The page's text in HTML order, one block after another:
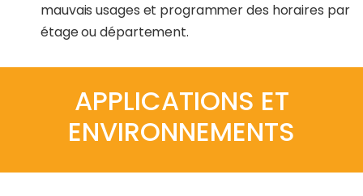
mauvais usages et programmer des horaires par
étage ou département.
APPLICATIONS ET
ENVIRONNEMENTS